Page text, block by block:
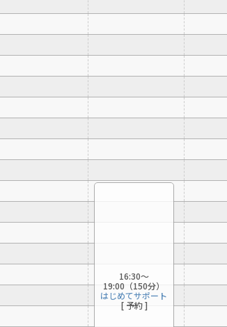
16:30〜
19:00（150分）
はじめてサポート
[ 予約 ]
foreigners
Sports official website is
translated into
Click the link below (start
translation) to return to
page.
if you use an automatic
service, the Japanese
of this website will be
mechanically, so it may
an accurate translation.
translation may differ from the
content. We ask that you
understand this before using